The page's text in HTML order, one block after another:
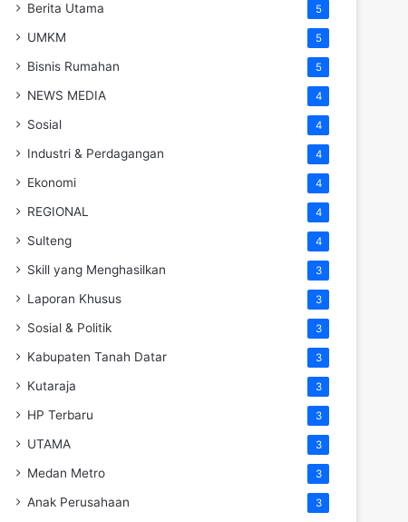
Berita Utama 5
UMKM 5
Bisnis Rumahan 5
NEWS MEDIA 4
Sosial 4
Industri & Perdagangan 4
Ekonomi 4
REGIONAL 4
Sulteng 4
Skill yang Menghasilkan 3
Laporan Khusus 3
Sosial & Politik 3
Kabupaten Tanah Datar 3
Kutaraja 3
HP Terbaru 3
UTAMA 3
Medan Metro 3
Anak Perusahaan 3